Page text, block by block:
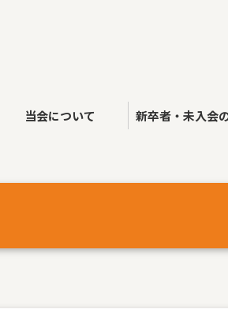
当会について 新卒者・未入会